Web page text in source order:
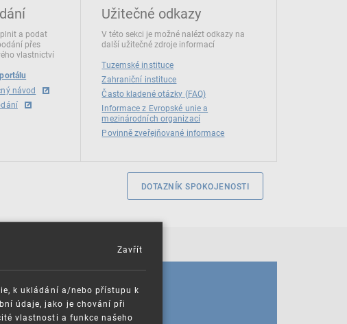
a podat
přes
vlastnictví
návod
Užitečné odkazy
V této sekci je možné nalézt odkazy na
další užitečné zdroje informací
Tuzemské instituce
Zahraniční instituce
Často kladené otázky (FAQ)
Informace z Evropské unie a
mezinárodních organizací
Povinně zveřejňované informace
DOTAZNÍK SPOKOJENOSTI
KALENDÁŘ
k ukládání a/nebo přístupu k
údaje, jako je chování při
vlastnosti a funkce našeho
Zavřít